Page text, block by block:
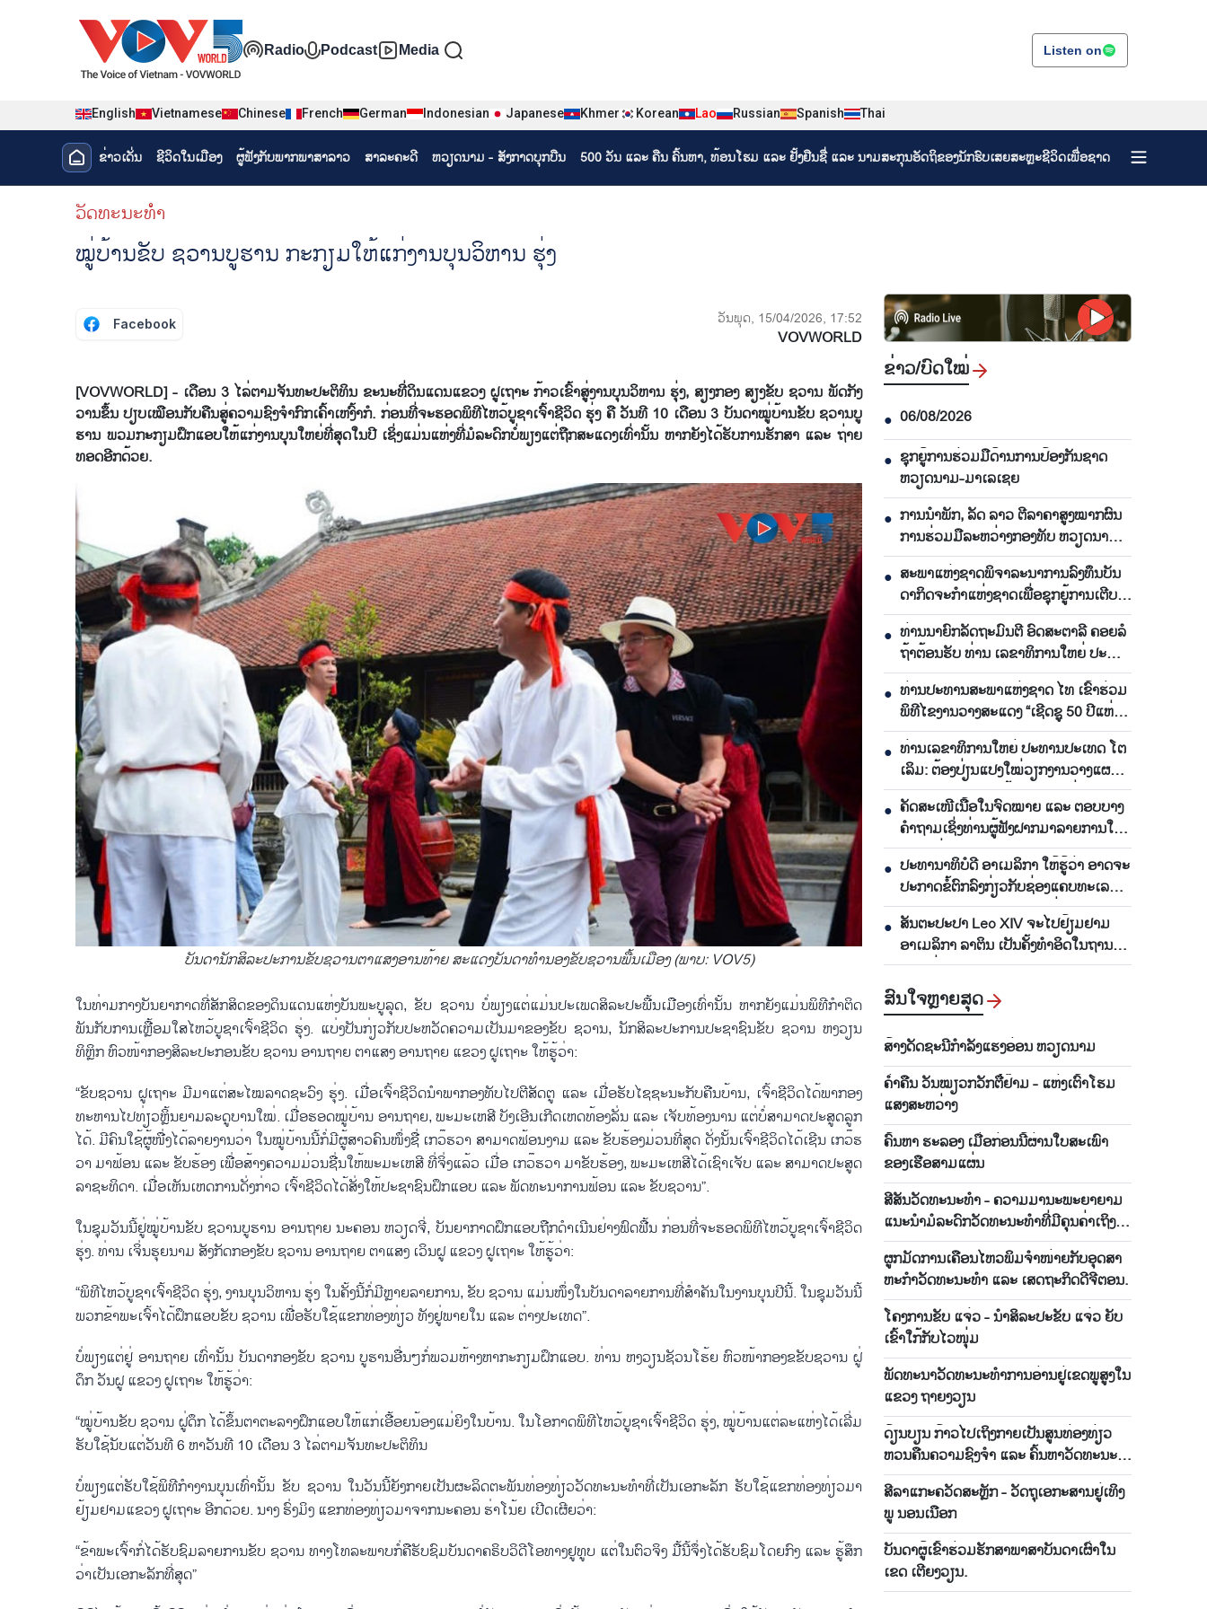
Đa phương tiện tiếng Lào
Radio Podcast Media Listen on
English Vietnamese Chinese French German Indonesian Japanese Khmer Korean Lao Russian Spanish Thai
Menu trang chủ tiếng Lào
ຂ່າວເດັ່ນ ຊີ​ວິດ​ໃນ​ເມືອງ ຜູ້​ຟັງ​ກັບ​ພາກ​ພາ​ສາ​ລາວ ສາລະຄະດີ ຫວຽດ​ນາມ - ສັງ​ກາດ​ບຸກ​ບືນ 500 ວັນ ແລະ ຄືນ ຄົ້ນຫາ, ທ້ອນໂຮມ ແລະ ຢັ້ງຢືນຊື່ ແລະ ນາມສະກຸນອັດຖິຂອງນັກຮົບເສຍສະຫຼະຊີວິດເພື່ອຊາດ
menu phụ tiếng Lào
ວັດທະນະທໍາ
ໝູ່​ບ້ານ​ຂັບ ຊວານບູ​ຮານ ກະ​ກຽມ​ໃຫ້​ແກ່​ງານ​ບຸນ​ວິ​ຫານ ຮຸ່ງ
Facebook ວັນພຸດ, 15/04/2026, 17:52
VOVWORLD
[VOVWORLD] - ເດືອນ 3 ໄລ່​ຕາມ​ຈັນ​ທະ​ປະ​ຕິ​ທິນ ຂະ​ນະ​ທີ່​ດິນ​ແດນ​ແຂວງ ຝູ​ເຖາະ ກ້າວ​ເຂົ້າ​ສູ່​ງານ​ບຸນ​ວິ​ຫານ ຮຸ່ງ, ສຽງ​ກອງ ສຽງ​ຂັບ ຊວານ ພັດ​ກັງ​
ວານ​ຂຶ້ນ ປຽບ​ເໝືອນ​ກັບ​ຄືນ​ສູ່​ຄວາມ​ຊົງ​ຈຳ​ກົກ​ເຄົ້າ​ເຫງົ້າ​ກໍ. ກ່ອນ​ທີ່​ຈະ​ຮອດ​ພິ​ທີ​ໄຫວ້​ບູ​ຊາເຈົ້າ​ຊີ​ວິດ ຮຸ່ງ ຄື ວັນ​ທີ 10 ເດືອນ 3 ​ບັນ​ດາ​ໝູ່​ບ້ານ​ຂັບ ຊວານ​ບູ​
ຮານ ພວມ​ກະ​ກຽມ​ຝຶກ​ແອບ​ໃຫ້​ແກ່ງານ​ບຸນ​ໃຫຍ່​ທີ່​ສຸດ​ໃນ​ປີ ເຊິ່ງ​ແມ່ນ​ແຫ່ງ​ທີ່ມໍ​ລະ​ດົກບໍ່​ພຽງ​ແຕ່ຖືກ​ສະ​ແດງ​ເທົ່າ​ນັ້ນ ຫາກ​ຍັງ​ໄດ້​ຮັບ​ການ​ຮັກ​ສາ ແລະ ຖ່າຍ​
ທອດ​ອີກ​ດ້ວຍ.
ບັນດານັກສິລະປະການຂັບຊວານຕາແສງອານທ້າຍ ສະແດງບັນດາທຳນອງຂັບຊວານພື້ນເມືອງ (ພາບ: VOV5)
ໃນ​ທ່າມ​ກາງ​ບັນ​ຍາ​ກາດ​ທີ່​ສັກ​ສິດ​ຂອງ​ດິນ​ແດນ​ແຫ່ງ​ບັນ​ພະ​ບູ​ລຸດ, ຂັບ​ ຊວານ ບໍ່​ພຽງ​ແຕ່​ແມ່ນ​ປະ​ເພດ​ສິ​ລະ​ປະ​ພື້ນ​ເມືອງ​ເທົ່າ​ນັ້ນ ຫາກ​ຍັງ​ແມ່ນ​ພິ​ທີ​ກຳ​ຕິດ​
ພັນ​ກັບ​ການ​ເຫຼື້ອມ​ໃສ​ໄຫວ້​ບູ​ຊາ​ເຈົ້າ​ຊີ​ວິດ ຮຸ່ງ. ແບ່ງ​ປັນ​ກ່ຽວ​ກັບ​ປະ​ຫວັດ​ຄວາມ​ເປັນ​ມາ​ຂອງ​ຂັບ ຊວານ, ນັກ​ສິ​ລະ​ປະ​ການ​ປະ​ຊາ​ຊົນຂັບ ຊວານ ຫງວຽນ​
ທິຫຼິກ ຫົວ​ໜ້າ​ກອງ​ສິ​ລະ​ປະ​ກອນ​ຂັບ ຊວານ ອານ​ຖາຍ ຕາ​ແສງ ອານ​ຖາຍ ແຂວງ ຝູ​ເຖາະ ໃຫ້ຮູ້​ວ່າ:
“ຂັບ​ຊວານ ຝູ​ເຖາະ ມີ​ມາ​ແຕ່​ສະ​ໄໝ​ລາດ​ຊະ​ວົງ ຮຸ່ງ. ເມື່ອ​ເຈົ້າ​ຊີ​ວິດ​ນຳ​ພາ​ກອງ​ທັບ​ໄປ​ຕີ​ສັດ​ຕູ ແລະ ເມື່ອ​ຮັບ​ໄຊ​ຊະ​ນະ​ກັບ​ຄືນ​ບ້ານ, ເຈົ້າ​ຊີ​ວິດ​ໄດ້​ພາ​ກອງ​
ທະ​ຫານ​ໄປ​ທ່ຽວຫຼິ້ນຍາມ​ລະດູບານ​ໃໝ່. ເມື່ອ​ຮອດ​ໝູ່​ບ້ານ ອານ​ຖາຍ, ພະ​ມະ​ເຫ​ສີ ​ບັງ​ເອີນ​ເກີດ​ເຫດ​ທ້ອງ​ລັ່ນ ແລະ ເຈັບ​ທ້ອງ​ນານ ແຕ່ບໍ່​ສາ​ມາດ​ປະ​ສູດ​ລູ​ກ​
ໄດ້. ມີ​ຄົນ​ໃຊ້​ຜູ້​ໜື່ງ​ໄດ້​ລາຍ​ງານ​ວ່າ ໃນ​ໝູ່​ບ້ານນີ້​ກໍ່​ມີ​ຜູ້​ສາວ​ຄົນ​ໜຶ່ງ​ຊື່ ເກວ໊ຮ​ວາ ສາ​ມາດ​ຟ້ອນ​ງາມ ແລະ ຂັບ​ຮ້ອງ​ມ່ວນ​ທີ່​ສຸດ ດັ່ງ​ນັ້ນ​ເຈົ້າ​ຊີ​ວິດ​ໄດ້​ເຊີນ ເກວ໊ຮ​
ວາ ມາ​ຟ້ອນ ແລະ ​ຂັບ​ຮ້ອງ ເພື່ອ​ສ້າງ​ຄວາມ​ມ່ວນ​ຊື່ນ​ໃຫ້​ພະ​ມະ​ເຫ​ສີ ທີ່​ຈິ່ງ​ແລ້ວ ເມື່ອ ເກວ໊ຮ​ວາ ມາ​ຂັບ​ຮ້ອງ, ພະ​ມະ​ເຫ​ສີ​ໄດ້​ເຊົາ​ເຈັບ ແລະ ສາມາດປະ​ສູດ​
ລາຊະ​ທິ​ດາ. ເມື່ອ​ເຫັນ​ເຫ​ດການ​ດັ່ງ​ກ່າວ ເຈົ້າ​ຊີ​ວິດ​ໄດ້​ສັ່ງ​ໃຫ້​ປະ​ຊາ​ຊົນ​ຝຶກ​ແອບ ແລະ ພັດ​ທະ​ນາ​ການ​ຟ້ອນ ແລະ ຂັບ​ຊວານ”.
ໃນ​ຊຸມ​ວັນ​ນີ້​ຢູ່​ໝູ່​ບ້ານ​ຂັບ ຊວານບູ​ຮານ ອານ​ຖາຍ ນະ​ຄອນ ຫວຽດ​ຈີ່, ບັນ​ຍາ​ກາດ​ຝຶກ​ແອບ​ຖືກ​ດຳ​ເນີນ​ຢ່າງ​ຟົດ​ຟື້​ນ ກ່ອນ​ທີ່​ຈະ​ຮອດ​ພິ​ທີ​ໄຫວ້​ບູ​ຊາ​ເຈົ້າ​ຊີ​ວິດ
ຮຸ່ງ. ທ່ານ ເຈິ່ນ​ຮຸຍ​ນາມ ສັງ​ກັດ​ກອງ​ຂັບ ຊວານ ອານ​ຖາຍ ຕາ​ແສງ ເວິນ​ຝູ ແຂວງ ຝູ​ເຖາະ ໃຫ້​ຮູ້​ວ່າ:
“​ພິ​ທີ​ໄຫວ້​ບູ​ຊາ​ເຈົ້າ​ຊີ​ວິດ ​ຮຸ່ງ, ງານ​ບຸນວິ​ຫານ ​ຮຸ່ງ​ ໃນ​ຄັ້ງ​ນີ້ກໍ່​ມີຫຼາຍ​ລາຍ​ການ, ຂັບ ຊວານ ແມ່ນ​ໜຶ່ງ​ໃນ​ບັນ​ດາ​ລາຍ​ການ​ທີ່​ສຳ​ຄັນ​ໃນ​ງານ​ບຸນ​ປີນີ້. ໃນ​ຊຸມ​ວັນ​ນີ້
​ພວກ​ຂ້າ​ພະ​ເຈົ້າ​ໄດ້​ຝຶກ​ແອບ​ຂັບ ຊວານ ເພື່ອ​ຮັບ​ໃຊ້​ແຂກ​ທ່ອງ​ທ່ຽວ ທັງ​ຢູ່​ພາຍ​ໃນ ແລະ ຕ່າງ​ປະ​ເທດ”.
ບໍ່​ພຽງ​ແຕ່​ຢູ່ ອານ​ຖາຍ ເທົ່າ​ນັ້ນ ບັນ​ດາ​ກອງ​ຂັບ ຊວານ​ ບູ​ຮານອື່ນໆກໍ່​ພວມ​ຫ້າງ​ຫາ​ກະ​ກຽມ​ຝຶກ​ແອບ. ທ່ານ ຫງວຽນ​ຊັວນ​ໂຮ້ຍ ຫົວ​ໜ້າ​ກອງ​ຂຂັບຊວານ ຝູ່​
ດຶກ ​ວັນ​ຝູ ແຂວງ ຝູ​ເຖາະ ໃຫ້​ຮູ້​ວ່າ:
“ໝູ່​ບ້ານ​ຂັບ ຊວານ ຝູ່​ດຶກ ໄດ້​ຂຶ້​ນຕາ​ຕະ​ລາງ​ຝຶກ​ແອບ​ໃຫ້​ແກ່​ເອື້ອຍ​ນ້ອງ​ແມ່​ຍິງໃນ​ບ້ານ. ໃນ​ໂອ​ກາດ​ພິ​ທີໄຫວ້​ບູ​ຊາ​ເຈົ້າ​ຊີ​ວິດ ຮຸ່ງ, ໝູ່​ບ້ານ​ແຕ່​ລະ​ແຫ່ງ​ໄດ້​ເລີ່ມ​
ຮັບ​ໃຊ້​ນັບ​ແຕ່​ວັນ​ທີ 6 ຫາ​ວັນ​ທີ 10 ເດືອນ ​3 ໄລ່​ຕາມ​ຈັນ​ທະ​ປະ​ຕິ​ທິນ
ບໍ່​ພຽງ​ແຕ່​ຮັບ​ໃຊ້​ພິ​ທີ​ກຳ​ງານ​ບຸນ​ເທົ່າ​ນັ້ນ ຂັບ ​ຊວານ ໃນ​ວັນ​ນີ້​ຍັງ​ກາຍ​ເປັນຜະ​ລິດ​ຕະ​ພັນ​ທ່ອງ​ທ່ຽວວັດ​ທະ​ນະ​ທຳ​ທີ່​ເປັນ​ເອ​ກະ​ລັກ ​ຮັບ​ໃຊ້​ແຂກ​ທ່ອງ​ທ່ຽວ​ມາ​
ຢ້ຽມ​ຢາມ​ແຂວງ ຝູ​ເຖາະ ອີກດ້ວຍ. ນາງ ຮົ່ງ​ມິງ ແຂກ​ທ່ອງ​ທ່ຽວ​ມາ​ຈາກ​ນະ​ຄອນ ຮ່າ​ໂນ້ຍ ເປີດ​ເຜີຍ​ວ່າ:
“ຂ້າ​ພະ​ເຈົ້າ​ກໍ່​ໄດ້​ຮັບ​ຊົມລາຍການ​ຂັບ ຊວານ ທາງ​ໂທ​ລະ​ພາບກໍ່​ຄືຮັບ​ຊົມ​ບັນ​ດາ​ຄ​ຣິບ​ວິ​ດີ​ໂອທາງ​ຢູ​ທູບ ແຕ່​ໃນ​ຕົວ​ຈິງ ມື້ນີ້​ຈຶ່ງ​ໄດ້​ຮັບ​ຊົມ​ໂດຍ​ກົງ ແລະ ຮູ້​ສຶກ
ວ່າ​ເປັນ​ເອ​ກະ​ລັກ​ທີ່​ສຸດ”
ຂ່າວ/ບົດ​ໃໝ່
● 06/08/2026
● ຊຸກ​ຍູ້​ການ​ຮ່ວມ​ມື​ດ້ານ​ການ​ປ້ອງ​ກັນ​ຊາດ
ຫວຽດ​ນາມ-ມາ​ເລ​ເຊຍ
● ການ​ນຳ​ພັກ, ລັດ ລາວ ຕີ​ລາ​ຄາ​ສູງ​ໝາກ​ຜົນ​
ການ​ຮ່ວມ​ມື​ລະ​ຫວ່າງກອງ​ທັບ ຫວຽດ​ນາມ-
ລາວ
● ສະ​ພາ​ແຫ່ງ​ຊາດ​ພິ​ຈາ​ລະ​ນາ​​ການລົງ​ທຶນ​ບັນ​
ດາ​ກິດ​ຈະ​ກຳ​ແຫ່ງ​ຊາດ​ເພື່ອ​ຊຸກ​ຍູ້​ການ​ເຕີບ​
ໂຕ
● ທ່ານ​ນາ​ຍົກ​ລັດ​ຖະ​ມົນ​ຕີ ອົດ​ສະ​ຕາ​ລີ ​ຄອຍລໍ​
ຖ້າ​ຕ້ອນ​ຮັບ ທ່ານ ເລ​ຂາ​ທິ​ການ​ໃຫຍ່ ປະ​
ທານ​ປະ​ເທດ ໂຕ​ເລິມ
● ທ່ານ​ປະ​ທານ​ສະ​ພາ​ແຫ່ງ​ຊາດ ໄທ ເຂົ້າ​ຮ່ວມ​
ພິ​ທີ​ໄຂ​ງານ​ວາງ​ສະ​ແດງ “ເຊີດ​ຊູ 50 ປີ​ແຫ່ງ​
ການ​ພົວ​ພັນ​ທາງ​ການ​ທູດ ຫວຽດ​ນາມ-ໄທ”
● ທ່ານເລ​ຂາ​ທິ​ການ​ໃຫຍ່ ປະ​ທານ​ປະ​ເທດ ໂຕ​
ເລິມ: ຕ້ອງ​ປ່ຽນ​ແປງ​ໃໝ່​ວຽກ​ງານ​ວາງ​ແຜນ​
ຜັງ ແລະ ​ພັດ​ທະ​ນາ​ພື້ນ​ຖານ​ໂຄງ​ລ່າງ
● ຄັດສະເໜີເນື້ອໃນຈົດໝາຍ ແລະ ຕອບບາງ
ຄຳຖາມເຊິ່ງທ່ານຜູ້ຟັງຝາກມາລາຍການໃນ
ອາທິດຜ່ານມາ
● ປະທານາທິບໍດີ ອາເມລິກາ ໃຫ້ຮູ້ວ່າ ອາດຈະ
ປະກາດຂໍ້ຕົກລົງກ່ຽວກັບຊ່ອງແຄບທະເລ
Hormuz ພາບໃນເວລາ 48 ຊົ່ວໂມງຈະ
ມາເຖິງ
● ສັນຕະປະປາ Leo XIV ຈະໄປຢ້ຽມຢາມ
ອາເມລິກາ ລາຕິນ ເປັນຄັ້ງທຳອິດໃນຖານະ
ຕຳແໜ່ງສັນຕະປະປາ
ສົນ​ໃຈ​ຫຼາຍ​ສຸດ
ສ້າງ​ດັດ​ຊະ​ນີ​ກຳ​ລັງ​ແຮງ​ອ່ອນ ຫວຽດ​ນາມ
ຄ່ຳ​ຄືນ ວັນ​ໝຽວກວັກ​ຕື໋ຢ໊າມ - ແຫ່ງ​ເຕົ້າ​ໂຮມ​
ແສງ​ສະ​ຫວ່າງ
ຄົ້ນ​ຫາ ຮ​ະ​ລອງ ເມື່ອ​ກ່ອນນີ້​ຜ່າ​ນໃບ​ສະ​ເພົາ​
ຂອງ​ເຮືອ​ສາມ​ແຜ່ນ
​ສີສັນ​ວັດ​ທະ​ນະ​ທຳ - ຄວາມ​ມາ​ນະ​ພະ​ຍາ​ຍາມ​
ແນະ​ນຳ​ມໍ​ລະ​ດົກ​ວັດ​ທະ​ນະ​ທຳທີ່​ມີ​ຄຸນ​ຄ່າ​ເຖິງ
ມວນ​ຊົນ.
ຜູກ​ມັດ​ການ​ເຄືອນ​ໄຫວ​ພິມ​ຈຳ​ໜ່າຍ​ກັບ​ອຸດ​ສາ​
ຫະ​ກຳ​ວັດ​ທະ​ນະ​ທຳ ແລະ ເສດ​ຖະ​ກິດ​ດີ​ຈີ​ຕອນ.​
ໂຄງ​ການ​ຂັບ ​ແຈ່ວ - ນຳ​ສິ​ລະ​ປະ​ຂັບ ​ແຈ່ວ ຍັບ​
ເຂົ້າ​ໃກ້​ກັບ​ໄວ​ໜຸ່ມ
ພັດ​ທະ​ນາ​ວັດ​ທະ​ນະ​ທຳ​ການ​ອ່ານ​ຢູ່​ເຂດ​ພູ​ສູງ​ໃ​ນ​
ແຂວງ ຖາຍງວຽ​ນ
ດ້​ຽນ​ບຽນ ກ້າວ​ໄປ​ເຖິງ​ກາຍ​ເປັນ​ສູນ​ທ່ອງ​ທ່ຽວ
ຫວນ​ຄື​ນຄວາມ​ຊົງ​ຈຳ ​ແລະ ຄົ້ນ​ຫາ​ວັດ​ທະ​ນະ​
ທຳ.
ສີ​ລາ​ແກະ​ຄວັດ​ສະຫຼັກ - ​ວັດ​ຖຸ​ເອ​ກະ​ສານ​ຢູ່​ເທິງ​
ພູ ນອນ​ເນືອກ
ບັນ​ດາ​ຜູ້​ເຂົ້າ​ຮ່ວມ​ຮັກ​ສາ​ພາ​ສາ​ບັນ​ດາ​ເຜົ່າ​ໃນ​
ເຂດ ເຕີຍງວຽນ.